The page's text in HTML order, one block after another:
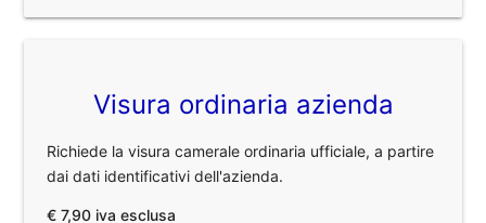
Visura ordinaria azienda
Richiede la visura camerale ordinaria ufficiale, a partire
dai dati identificativi dell'azienda.
€ 7,90 iva esclusa